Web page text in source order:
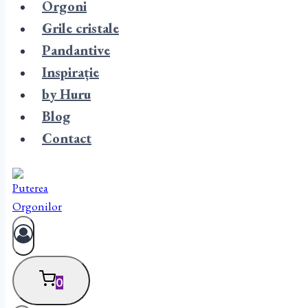
Orgoni
Grile cristale
Pandantive
Inspirație
by Huru
Blog
Contact
0